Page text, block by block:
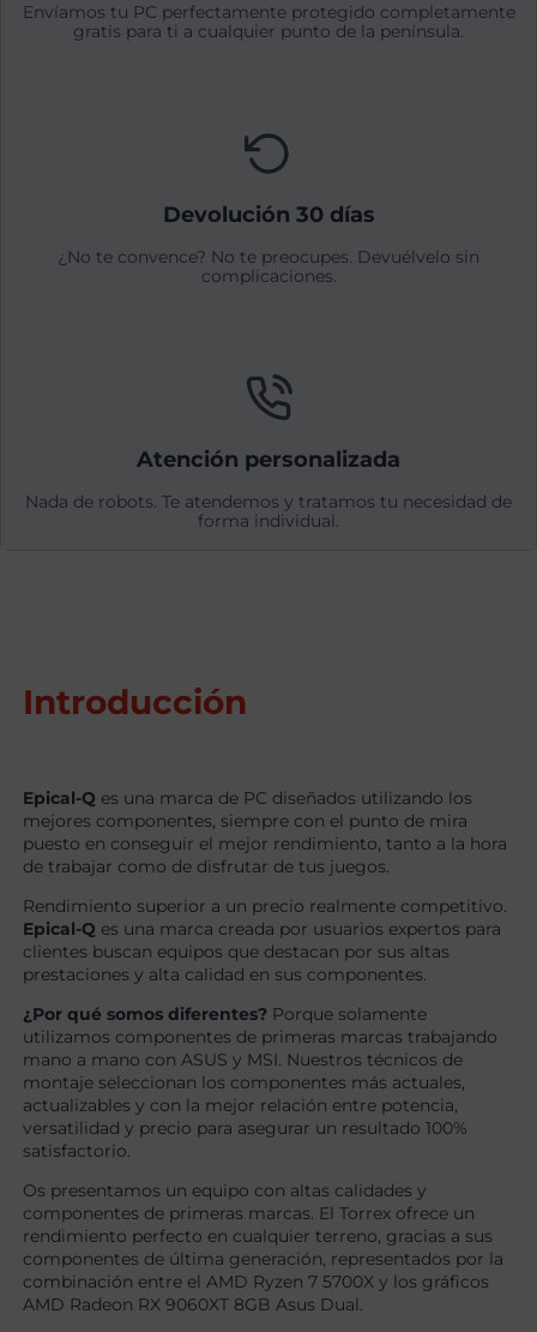
Envíamos tu PC perfectamente protegido completamente
gratis para ti a cualquier punto de la península.
Devolución 30 días
¿No te convence? No te preocupes. Devuélvelo sin
complicaciones.
Atención personalizada
Nada de robots. Te atendemos y tratamos tu necesidad de
forma individual.
Introducción
Epical-Q es una marca de PC diseñados utilizando los
mejores componentes, siempre con el punto de mira
puesto en conseguir el mejor rendimiento, tanto a la hora
de trabajar como de disfrutar de tus juegos.
Rendimiento superior a un precio realmente competitivo.
Epical-Q es una marca creada por usuarios expertos para
clientes buscan equipos que destacan por sus altas
prestaciones y alta calidad en sus componentes.
¿Por qué somos diferentes? Porque solamente
utilizamos componentes de primeras marcas trabajando
mano a mano con ASUS y MSI. Nuestros técnicos de
montaje seleccionan los componentes más actuales,
actualizables y con la mejor relación entre potencia,
versatilidad y precio para asegurar un resultado 100%
satisfactorio.
Os presentamos un equipo con altas calidades y
componentes de primeras marcas. El Torrex ofrece un
rendimiento perfecto en cualquier terreno, gracias a sus
componentes de última generación, representados por la
combinación entre el AMD Ryzen 7 5700X y los gráficos
AMD Radeon RX 9060XT 8GB Asus Dual.